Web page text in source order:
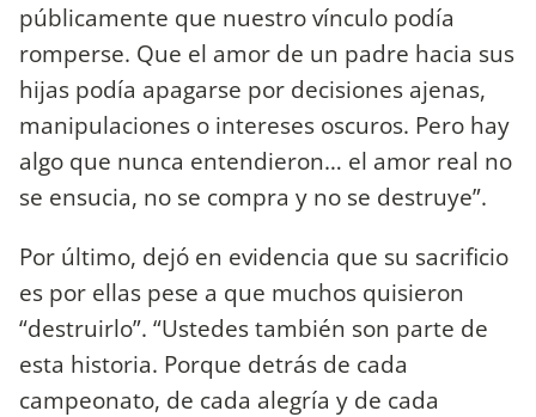
públicamente que nuestro vínculo podía
romperse. Que el amor de un padre hacia sus
hijas podía apagarse por decisiones ajenas,
manipulaciones o intereses oscuros. Pero hay
algo que nunca entendieron… el amor real no
se ensucia, no se compra y no se destruye”.
Por último, dejó en evidencia que su sacrificio
es por ellas pese a que muchos quisieron
“destruirlo”. “Ustedes también son parte de
esta historia. Porque detrás de cada
campeonato, de cada alegría y de cada